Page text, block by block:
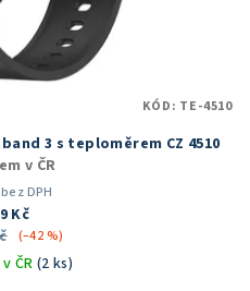
3 s teploměrem CZ 4510
v ČR
DPH
Kč
(–42 %)
ČR (2 ks)
KÓD: TE-4510